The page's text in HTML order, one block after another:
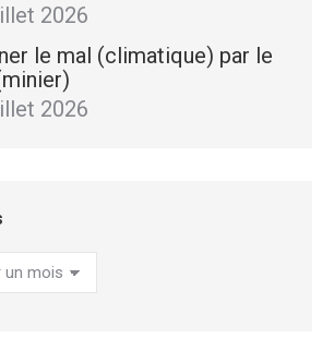
2026
le mal (climatique) par le
2026